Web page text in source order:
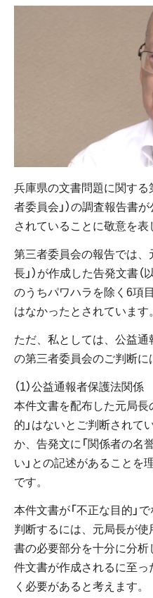
兵庫県の文書問題に関する
者委員会」）の調査報告書
されていることに敬意を表
第三者委員会の報告では、
長」）が作成した告発文書（
のうちパワハラを除く6項
はなかったとされています。
ただ、私としては、公益
の第三者委員会のご判断に
（1）公益通報者保護法関係
本件文書を配布した元局長
的」はないとご判断されて
か、告発文に「関係者の名
い」との記述があることを
です。
本件文書が「不正な目的」
判断するには、元局長が
書の必要部分を十分に分
件文書が作成されるに至
く必要があると考えます。